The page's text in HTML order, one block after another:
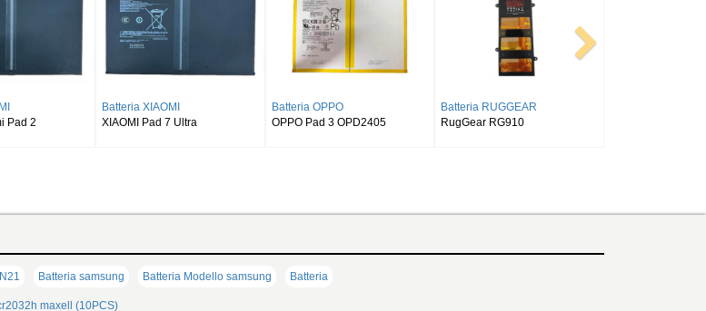
S8 Ultra
Batteria SAMSUNG
SAMSUNG Galaxy Tab S9 Plus
Batteria SAMSUNG
SAMSUNG Galaxy Tab S9FE
Batteria SAMSUNG
SAMSUNG Tab Active Pro SM-
Batteria samsung Batteria Modello samsung Batteria
maxell (10PCS)